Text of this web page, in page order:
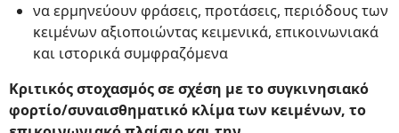
να ερμηνεύουν φράσεις, προτάσεις, περιόδους των
κειμένων αξιοποιώντας κειμενικά, επικοινωνιακά
και ιστορικά συμφραζόμενα
Κριτικός στοχασμός σε σχέση με το συγκινησιακό
φορτίο/συναισθηματικό κλίμα των κειμένων, το